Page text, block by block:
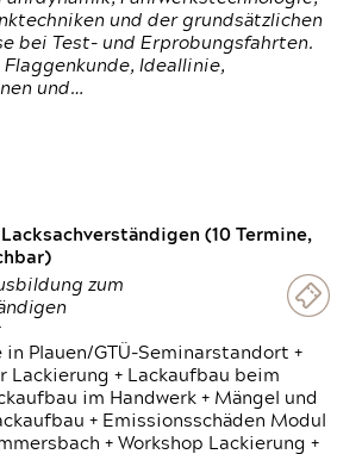
und der grundsätzlichen
bei Test- und Erprobungsfahrten.
Flaggenkunde, Ideallinie,
und…
(10 Termine,
zum
in Plauen/GTÜ-Seminarstandort +
Lackierung + Lackaufbau beim
im Handwerk + Mängel und
+ Emissionsschäden Modul
+ Workshop Lackierung +